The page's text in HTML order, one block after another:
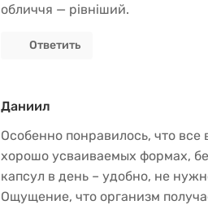
обличчя — рівніший.
Ответить
Даниил
Особенно понравилось, что
хорошо усваиваемых формах,
капсул в день – удобно, не
Ощущение, что организм